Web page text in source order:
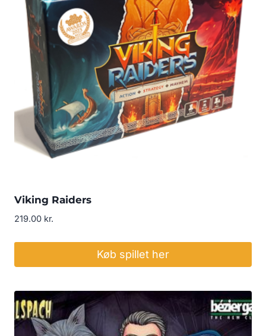
Viking Raiders
219.00 kr.
Køb spillet her